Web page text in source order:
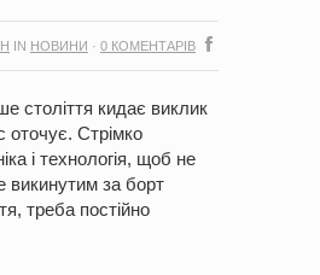
IN НОВИНИ · 0 КОМЕНТАРІВ
століття кидає виклик
оточує. Стрімко
і технологія, щоб не
викинутим за борт
треба постійно